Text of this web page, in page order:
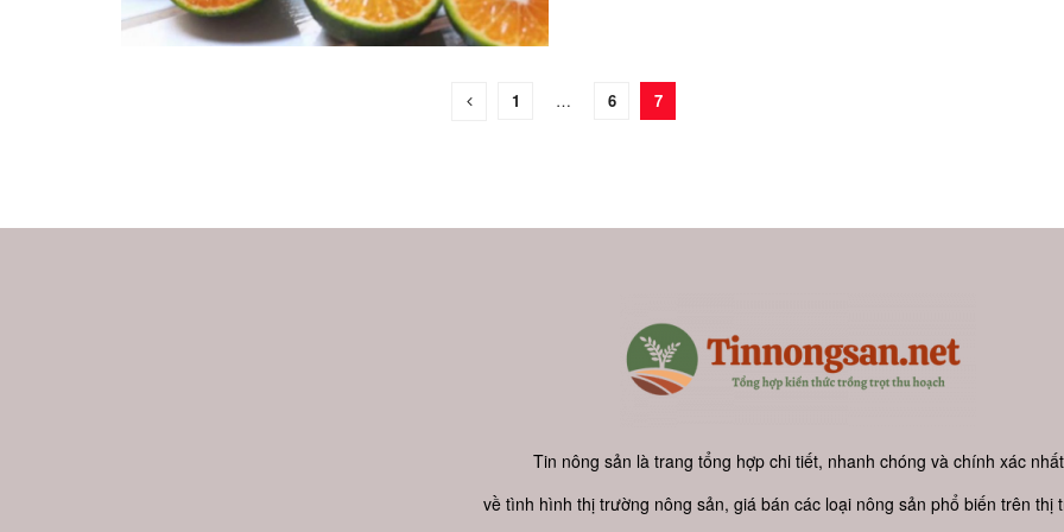
1 … 6 7
Tin nông sản là trang tổng hợp chi tiết, nhanh chóng và chính xác nhất
về tình hình thị trường nông sản, giá bán các loại nông sản phổ biến trên thị